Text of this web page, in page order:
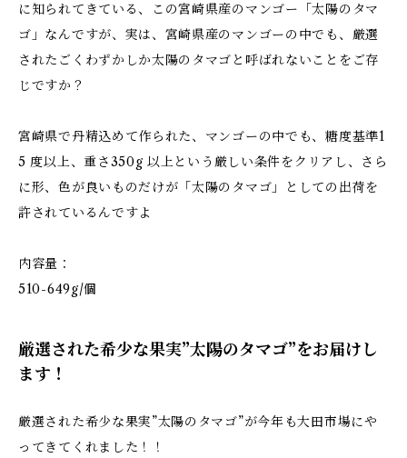
に知られてきている、この宮崎県産のマンゴー「太陽のタマ
ゴ」なんですが、実は、宮崎県産のマンゴーの中でも、厳選
されたごくわずかしか太陽のタマゴと呼ばれないことをご存
じですか？
宮崎県で丹精込めて作られた、マンゴーの中でも、糖度基準1
5 度以上、重さ350g 以上という厳しい条件をクリアし、さら
に形、色が良いものだけが「太陽のタマゴ」としての出荷を
許されているんですよ
内容量：
510-649g/個
厳選された希少な果実”太陽のタマゴ”をお届けし
ます！
厳選された希少な果実”太陽のタマゴ”が今年も大田市場にや
ってきてくれました！！